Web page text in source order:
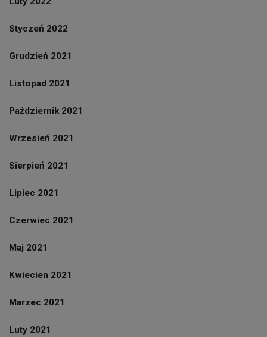
Styczeń 2022
Grudzień 2021
Listopad 2021
Październik 2021
Wrzesień 2021
Sierpień 2021
Lipiec 2021
Czerwiec 2021
Maj 2021
Kwiecien 2021
Marzec 2021
Luty 2021